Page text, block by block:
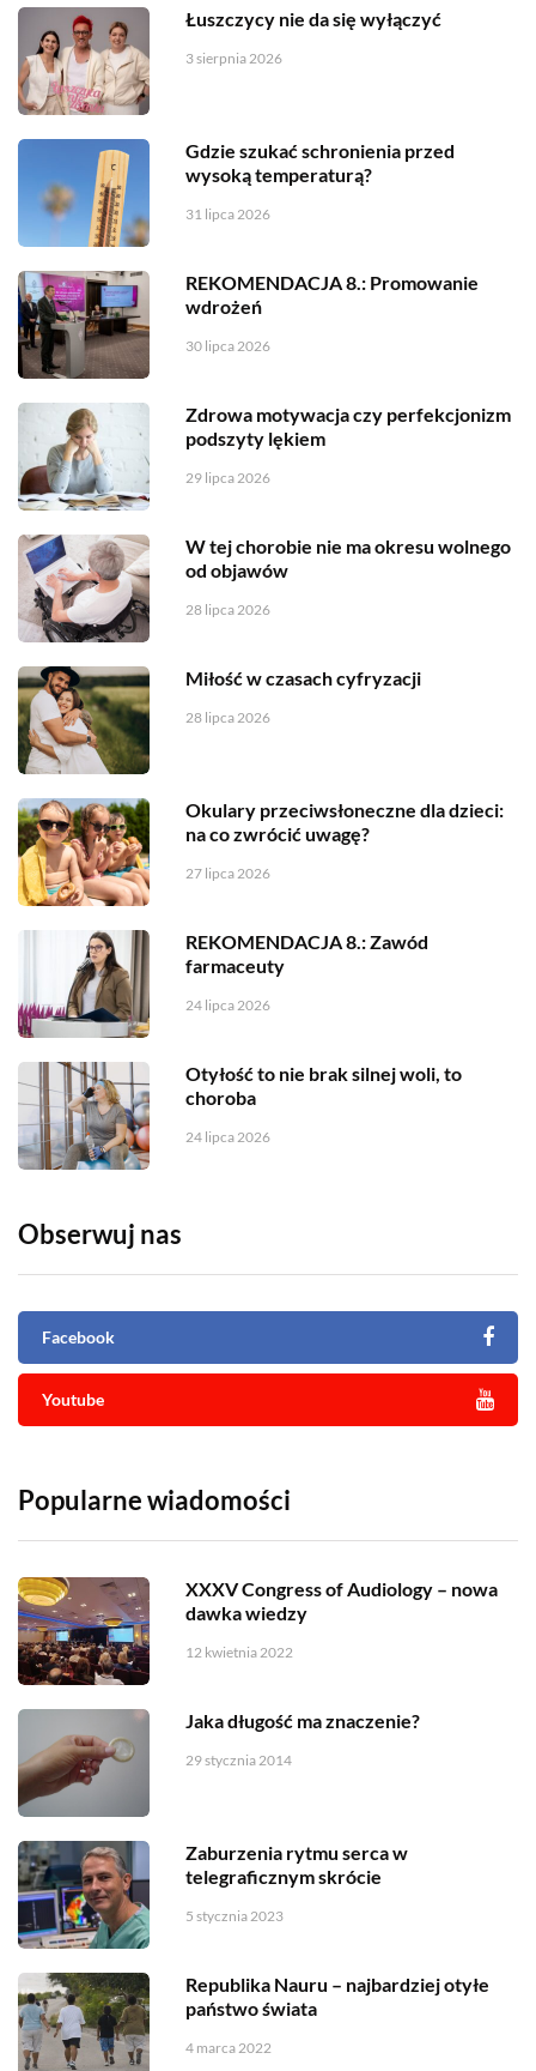
Łuszczycy nie da się wyłączyć
3 sierpnia 2026
Gdzie szukać schronienia przed
wysoką temperaturą?
31 lipca 2026
REKOMENDACJA 8.: Promowanie
wdrożeń
30 lipca 2026
Zdrowa motywacja czy perfekcjonizm
podszyty lękiem
29 lipca 2026
W tej chorobie nie ma okresu wolnego
od objawów
28 lipca 2026
Miłość w czasach cyfryzacji
28 lipca 2026
Okulary przeciwsłoneczne dla dzieci:
na co zwrócić uwagę?
27 lipca 2026
REKOMENDACJA 8.: Zawód
farmaceuty
24 lipca 2026
Otyłość to nie brak silnej woli, to
choroba
24 lipca 2026
Obserwuj nas
Facebook
Youtube
Popularne wiadomości
XXXV Congress of Audiology – nowa
dawka wiedzy
12 kwietnia 2022
Jaka długość ma znaczenie?
29 stycznia 2014
Zaburzenia rytmu serca w
telegraficznym skrócie
5 stycznia 2023
Republika Nauru – najbardziej otyłe
państwo świata
4 marca 2022